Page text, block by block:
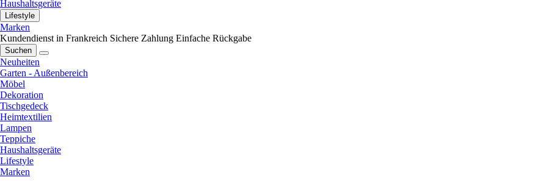
Haushaltsgeräte
Lifestyle
Marken
Kundendienst in Frankreich Sichere Zahlung Einfache Rückgabe
Suchen
Neuheiten
Garten - Außenbereich
Möbel
Dekoration
Tischgedeck
Heimtextilien
Lampen
Teppiche
Haushaltsgeräte
Lifestyle
Marken